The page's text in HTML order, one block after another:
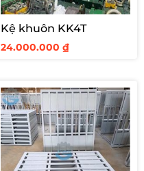
Kệ khuôn KK4T
24.000.000 ₫